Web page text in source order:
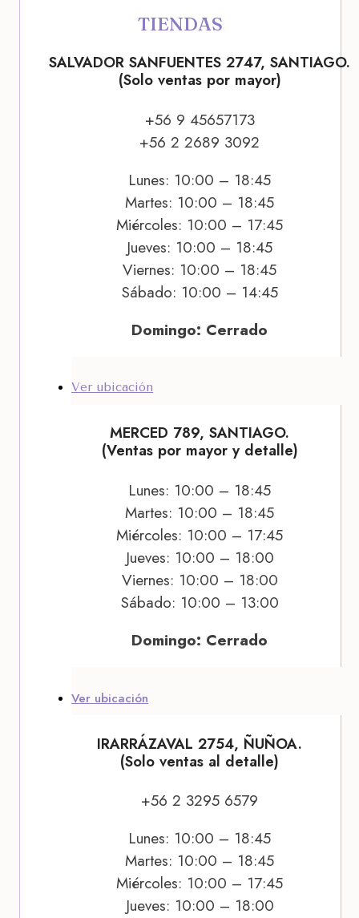
TIENDAS
SALVADOR SANFUENTES 2747, SANTIAGO.
(Solo ventas por mayor)
+56 9 45657173
+56 2 2689 3092
Lunes: 10:00 – 18:45
Martes: 10:00 – 18:45
Miércoles: 10:00 – 17:45
Jueves: 10:00 – 18:45
Viernes: 10:00 – 18:45
Sábado: 10:00 – 14:45
Domingo: Cerrado
Ver ubicación
MERCED 789, SANTIAGO.
(Ventas por mayor y detalle)
Lunes: 10:00 – 18:45
Martes: 10:00 – 18:45
Miércoles: 10:00 – 17:45
Jueves: 10:00 – 18:00
Viernes: 10:00 – 18:00
Sábado: 10:00 – 13:00
Domingo: Cerrado
Ver ubicación
IRARRÁZAVAL 2754, ÑUÑOA.
(Solo ventas al detalle)
+56 2 3295 6579
Lunes: 10:00 – 18:45
Martes: 10:00 – 18:45
Miércoles: 10:00 – 17:45
Jueves: 10:00 – 18:00